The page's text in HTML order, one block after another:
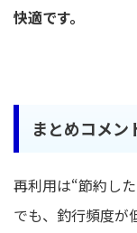
快適です。
まとめコメン
再利用は“節約し
でも、釣行頻度が